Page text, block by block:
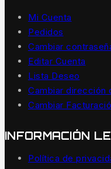
Mi Cuenta
Pedidos
Cambiar
Editar Cuenta
Lista Deseo
Cambiar dirección
Cambiar
INFORMACIÓN
Política de